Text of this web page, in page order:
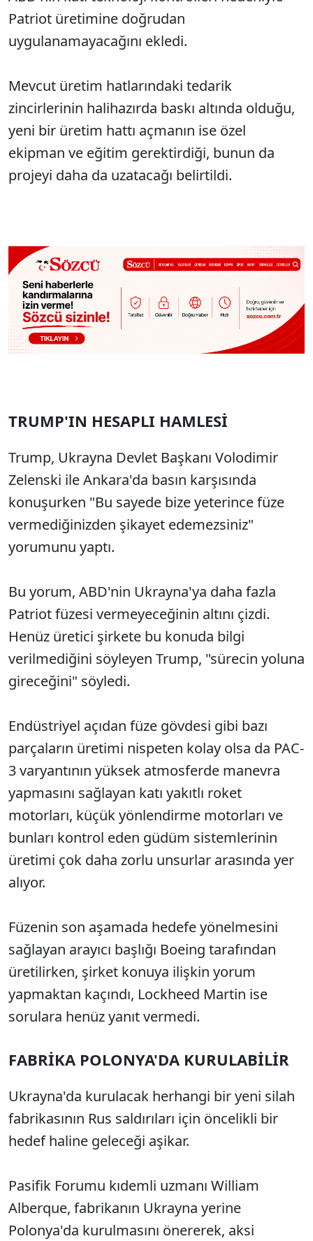
Patriot üretimine doğrudan
uygulanamayacağını ekledi.
Mevcut üretim hatlarındaki tedarik
zincirlerinin halihazırda baskı altında olduğu,
yeni bir üretim hattı açmanın ise özel
ekipman ve eğitim gerektirdiği, bunun da
projeyi daha da uzatacağı belirtildi.
TRUMP'IN HESAPLI HAMLESİ
Trump, Ukrayna Devlet Başkanı Volodimir
Zelenski ile Ankara'da basın karşısında
konuşurken "Bu sayede bize yeterince füze
vermediğinizden şikayet edemezsiniz"
yorumunu yaptı.
Bu yorum, ABD'nin Ukrayna'ya daha fazla
Patriot füzesi vermeyeceğinin altını çizdi.
Henüz üretici şirkete bu konuda bilgi
verilmediğini söyleyen Trump, "sürecin yoluna
gireceğini" söyledi.
Endüstriyel açıdan füze gövdesi gibi bazı
parçaların üretimi nispeten kolay olsa da PAC-
3 varyantının yüksek atmosferde manevra
yapmasını sağlayan katı yakıtlı roket
motorları, küçük yönlendirme motorları ve
bunları kontrol eden güdüm sistemlerinin
üretimi çok daha zorlu unsurlar arasında yer
alıyor.
Füzenin son aşamada hedefe yönelmesini
sağlayan arayıcı başlığı Boeing tarafından
üretilirken, şirket konuya ilişkin yorum
yapmaktan kaçındı, Lockheed Martin ise
sorulara henüz yanıt vermedi.
FABRİKA POLONYA'DA KURULABİLİR
Ukrayna'da kurulacak herhangi bir yeni silah
fabrikasının Rus saldırıları için öncelikli bir
hedef haline geleceği aşikar.
Pasifik Forumu kıdemli uzmanı William
Alberque, fabrikanın Ukrayna yerine
Polonya'da kurulmasını önererek, aksi